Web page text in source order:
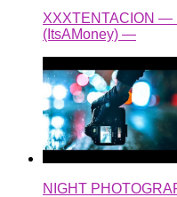
XXXTENTACION
(ItsAMoney) —
NIGHT